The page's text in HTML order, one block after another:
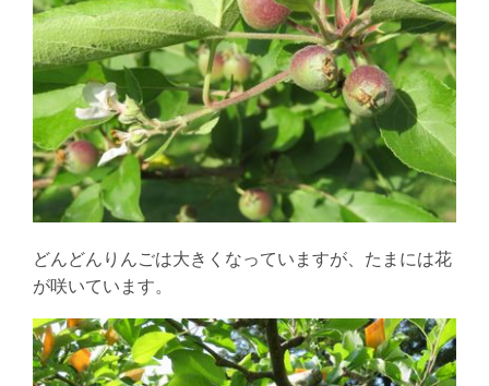
どんどんりんごは大きくなっていますが、たまには花
が咲いています。